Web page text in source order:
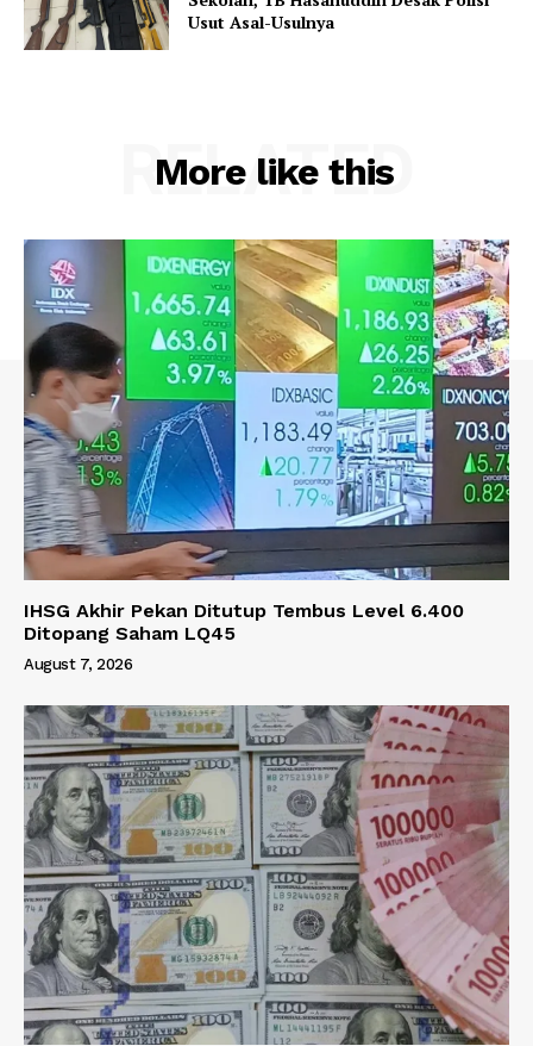
Usut Asal-Usulnya
More like this
RELATED
IHSG Akhir Pekan Ditutup Tembus Level 6.400
Ditopang Saham LQ45
August 7, 2026